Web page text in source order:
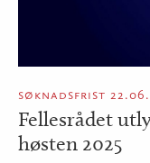
søknadsfrist
Fellesrådet
høsten 2025